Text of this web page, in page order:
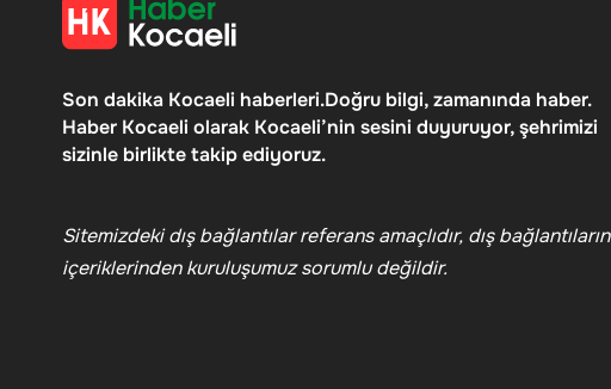
Son dakika Kocaeli haberleri.Doğru bilgi, zamanında haber.
Haber Kocaeli olarak Kocaeli’nin sesini duyuruyor, şehrimizi
sizinle birlikte takip ediyoruz.
Sitemizdeki dış bağlantılar referans amaçlıdır, dış bağlantıların
içeriklerinden kuruluşumuz sorumlu değildir.